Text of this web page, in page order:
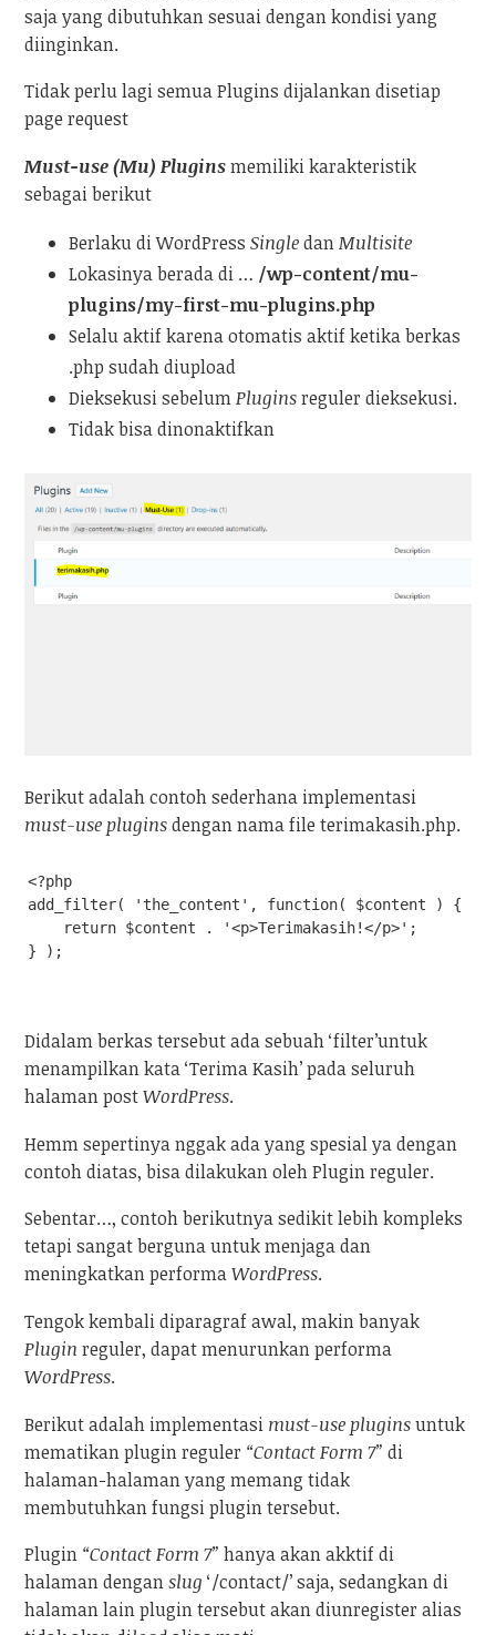
saja yang dibutuhkan sesuai dengan kondisi yang
diinginkan.
Tidak perlu lagi semua Plugins dijalankan disetiap
page request
Must-use (Mu) Pluginsmemiliki karakteristik
sebagai berikut
Berlaku di WordPressSingledanMultisite
Lokasinya berada di … /wp-content/mu-
plugins/my-first-mu-plugins.php
Selalu aktif karena otomatis aktif ketika berkas
.php sudah diupload
Dieksekusi sebelumPluginsreguler dieksekusi.
Tidak bisa dinonaktifkan
Berikut adalah contoh sederhana implementasi
must-use pluginsdengan nama file terimakasih.php.
<?php
add_filter( 'the_content', function( $content ) {
    return $content . '<p>Terimakasih!</p>';
} );
Didalam berkas tersebut ada sebuah ‘filter’untuk
menampilkan kata ‘Terima Kasih’ pada seluruh
halaman postWordPress.
Hemm sepertinya nggak ada yang spesial ya dengan
contoh diatas, bisa dilakukan oleh Plugin reguler.
Sebentar…, contoh berikutnya sedikit lebih kompleks
tetapi sangat berguna untuk menjaga dan
meningkatkan performaWordPress.
Tengok kembali diparagraf awal, makin banyak
Plugin reguler, dapat menurunkan performa
WordPress.
Berikut adalah implementasi must-use pluginsuntuk
mematikan plugin reguler “Contact Form 7” di
halaman-halaman yang memang tidak
membutuhkan fungsi plugin tersebut.
Plugin “Contact Form 7” hanya akan akktif di
halaman denganslug ‘/contact/’ saja, sedangkan di
halaman lain plugin tersebut akan diunregister alias